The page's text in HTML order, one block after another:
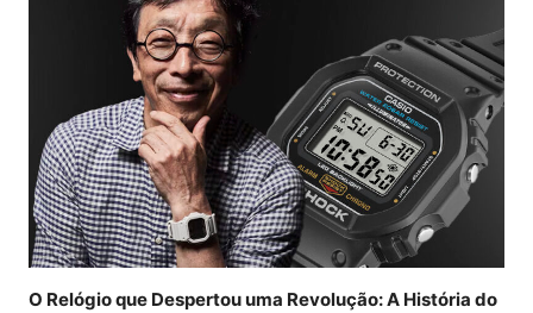
O Relógio que Despertou uma Revolução: A História do